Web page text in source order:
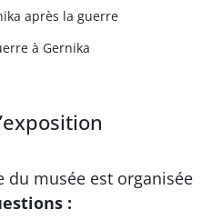
après la guerre
à Gernika
du musée est organisée
: